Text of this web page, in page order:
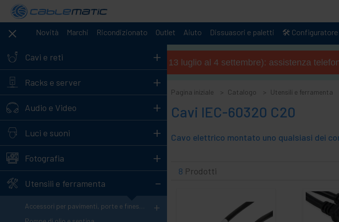
Novità Marchi Ricondizionato Outlet Aiuto Dissuasori e paletti 🛠️ Configuratore
Cavi e reti +
Racks e server +
Audio e Video +
Luci e suoni +
Fotografia +
Utensili e ferramenta -
Accessori per pavimenti, porte e finestre +
Orario estivo (dal 13 luglio al 4 settembre): assistenza
Pagina iniziale Catalogo Utensili e ferramenta
Cavi IEC-60320 C20
Cavo elettrico montato uno qualsiasi dei
8 Prodotti